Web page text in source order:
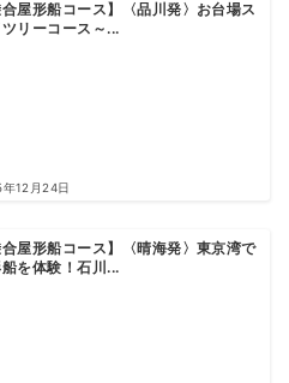
合屋形船コース】〈品川発〉お台場ス
ツリーコース～...
12月24日
合屋形船コース】〈晴海発〉東京湾で
船を体験！石川...